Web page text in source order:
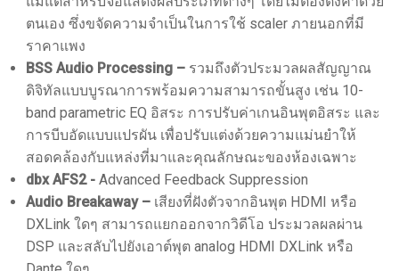
ตนเอง ซึ่งขจัดความจำเป็นในการใช้ scaler ภายนอกที่มี
ราคาแพง
BSS Audio Processing – รวมถึงตัวประมวลผลสัญญาณ
ดิจิทัลแบบบูรณาการพร้อมความสามารถขั้นสูง เช่น 10-
band parametric EQ อิสระ การปรับค่าเกนอินพุตอิสระ และ
การบีบอัดแบบแปรผัน เพื่อปรับแต่งด้วยความแม่นยำให้
สอดคล้องกับแหล่งที่มาและคุณลักษณะของห้องเฉพาะ
dbx AFS2 - Advanced Feedback Suppression
Audio Breakaway – เสียงที่ฝังตัวจากอินพุต HDMI หรือ
DXLink ใดๆ สามารถแยกออกจากวิดีโอ ประมวลผลผ่าน
DSP และสลับไปยังเอาต์พุต analog HDMI DXLink หรือ